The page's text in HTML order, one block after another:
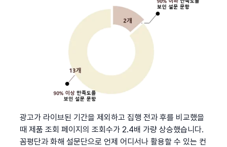
광고가 라이브된 기간을 제외하고 집행 전과 후를 비교했을
때 제품 조회 페이지의 조회수가 2.4배 가량 상승했습니다.
꼼평단과 화해 설문단으로 언제 어디서나 활용할 수 있는 컨